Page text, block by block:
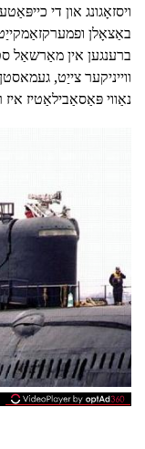
ויסזאָגונג און די
באַצאָלן
ברענגען אין מאַרשאַל
ווייניקער צייַט,
נאַווי פּאַסאַבילאַטיז